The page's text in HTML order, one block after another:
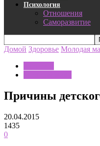
Психология
Отношения
Саморазвитие
Домой Здоровье Молодая
Причины
20.04.2015
1435
0